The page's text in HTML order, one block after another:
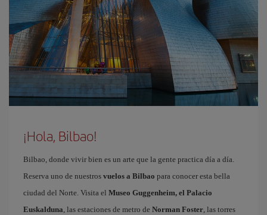
¡Hola, Bilbao!
Bilbao, donde vivir bien es un arte que la gente practica día a día.
Reserva uno de nuestros vuelos a Bilbao para conocer esta bella
ciudad del Norte. Visita el Museo Guggenheim, el Palacio
Euskalduna, las estaciones de metro de Norman Foster, las torres